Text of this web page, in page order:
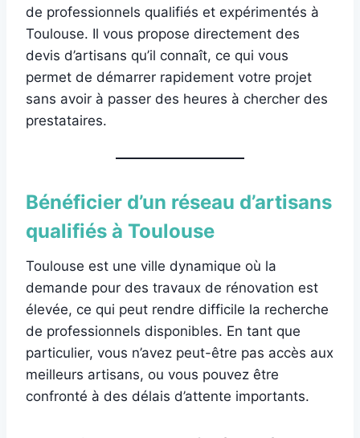
de professionnels qualifiés et expérimentés à
Toulouse. Il vous propose directement des
devis d’artisans qu’il connaît, ce qui vous
permet de démarrer rapidement votre projet
sans avoir à passer des heures à chercher des
prestataires.
Bénéficier d’un réseau d’artisans
qualifiés à Toulouse
Toulouse est une ville dynamique où la
demande pour des travaux de rénovation est
élevée, ce qui peut rendre difficile la recherche
de professionnels disponibles. En tant que
particulier, vous n’avez peut-être pas accès aux
meilleurs artisans, ou vous pouvez être
confronté à des délais d’attente importants.